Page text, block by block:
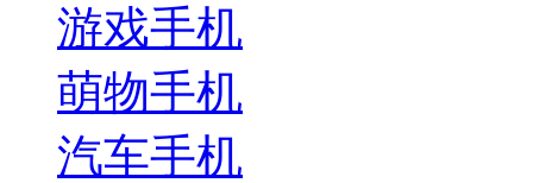
游戏手机
萌物手机
汽车手机